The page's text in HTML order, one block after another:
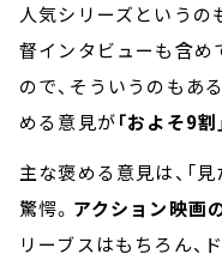
人気シリーズというの
督インタビューも含め
ので、そういうのもあ
める意見が「およそ9割
主な褒める意見は、「
驚愕。 アクション映画
リーブスはもちろん、